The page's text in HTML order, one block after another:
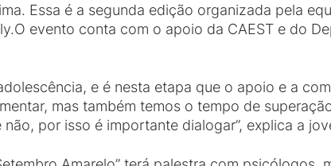
Essa é a segunda edição organizada pela
evento conta com o apoio da CAEST e do
e é nesta etapa que o apoio e a
mas também temos o tempo de
por isso é importante dialogar”, explica a